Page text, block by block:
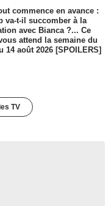
commence en avance :
va-t-il succomber à la
avec Bianca ?... Ce
attend la semaine du
14 août 2026 [SPOILERS]
TV